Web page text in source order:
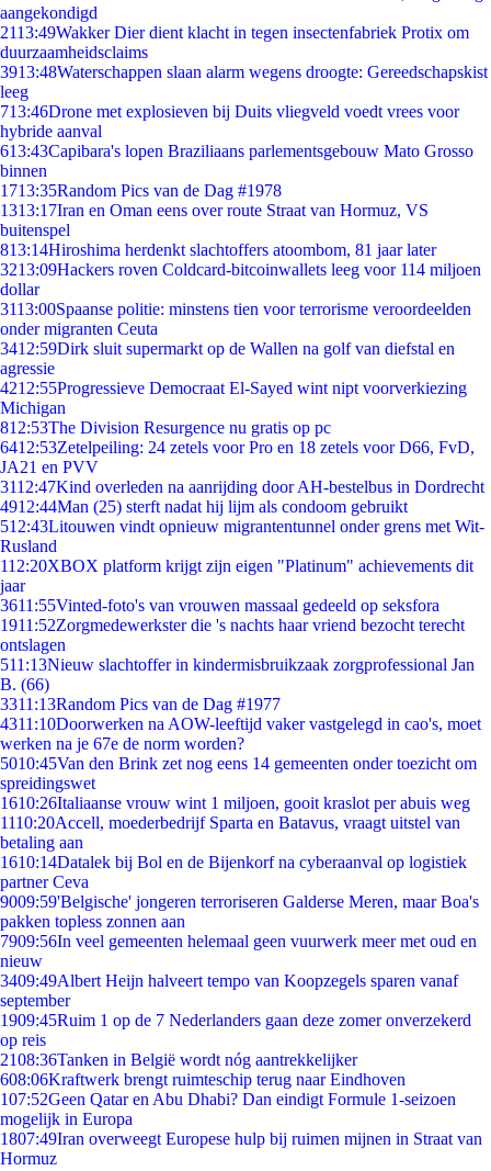
aangekondigd
2113:49Wakker Dier dient klacht in tegen insectenfabriek Protix om
duurzaamheidsclaims
3913:48Waterschappen slaan alarm wegens droogte: Gereedschapskist
leeg
713:46Drone met explosieven bij Duits vliegveld voedt vrees voor
hybride aanval
613:43Capibara's lopen Braziliaans parlementsgebouw Mato Grosso
binnen
1713:35Random Pics van de Dag #1978
1313:17Iran en Oman eens over route Straat van Hormuz, VS
buitenspel
813:14Hiroshima herdenkt slachtoffers atoombom, 81 jaar later
3213:09Hackers roven Coldcard-bitcoinwallets leeg voor 114 miljoen
dollar
3113:00Spaanse politie: minstens tien voor terrorisme veroordeelden
onder migranten Ceuta
3412:59Dirk sluit supermarkt op de Wallen na golf van diefstal en
agressie
4212:55Progressieve Democraat El-Sayed wint nipt voorverkiezing
Michigan
812:53The Division Resurgence nu gratis op pc
6412:53Zetelpeiling: 24 zetels voor Pro en 18 zetels voor D66, FvD,
JA21 en PVV
3112:47Kind overleden na aanrijding door AH-bestelbus in Dordrecht
4912:44Man (25) sterft nadat hij lijm als condoom gebruikt
512:43Litouwen vindt opnieuw migrantentunnel onder grens met Wit-
Rusland
112:20XBOX platform krijgt zijn eigen "Platinum" achievements dit
jaar
3611:55Vinted-foto's van vrouwen massaal gedeeld op seksfora
1911:52Zorgmedewerkster die 's nachts haar vriend bezocht terecht
ontslagen
511:13Nieuw slachtoffer in kindermisbruikzaak zorgprofessional Jan
B. (66)
3311:13Random Pics van de Dag #1977
4311:10Doorwerken na AOW-leeftijd vaker vastgelegd in cao's, moet
werken na je 67e de norm worden?
5010:45Van den Brink zet nog eens 14 gemeenten onder toezicht om
spreidingswet
1610:26Italiaanse vrouw wint 1 miljoen, gooit kraslot per abuis weg
1110:20Accell, moederbedrijf Sparta en Batavus, vraagt uitstel van
betaling aan
1610:14Datalek bij Bol en de Bijenkorf na cyberaanval op logistiek
partner Ceva
9009:59'Belgische' jongeren terroriseren Galderse Meren, maar Boa's
pakken topless zonnen aan
7909:56In veel gemeenten helemaal geen vuurwerk meer met oud en
nieuw
3409:49Albert Heijn halveert tempo van Koopzegels sparen vanaf
september
1909:45Ruim 1 op de 7 Nederlanders gaan deze zomer onverzekerd
op reis
2108:36Tanken in België wordt nóg aantrekkelijker
608:06Kraftwerk brengt ruimteschip terug naar Eindhoven
107:52Geen Qatar en Abu Dhabi? Dan eindigt Formule 1-seizoen
mogelijk in Europa
1807:49Iran overweegt Europese hulp bij ruimen mijnen in Straat van
Hormuz